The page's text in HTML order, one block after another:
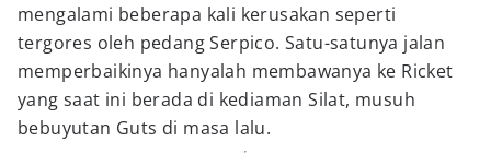
mengalami beberapa kali kerusakan seperti
tergores oleh pedang Serpico. Satu-satunya jalan
memperbaikinya hanyalah membawanya ke Ricket
yang saat ini berada di kediaman Silat, musuh
bebuyutan Guts di masa lalu.